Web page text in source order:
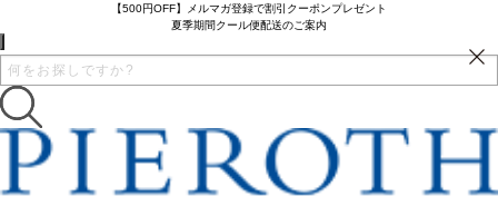
【500円OFF】メルマガ登録で割引クーポンプレゼント
夏季期間クール便配送のご案内